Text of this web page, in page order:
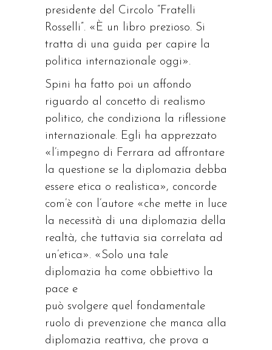
presidente del Circolo “Fratelli
Rosselli”. «È un libro prezioso. Si
tratta di una guida per capire la
politica internazionale oggi».
Spini ha fatto poi un affondo
riguardo al concetto di realismo
politico, che condiziona la riflessione
internazionale. Egli ha apprezzato
«l’impegno di Ferrara ad affrontare
la questione se la diplomazia debba
essere etica o realistica», concorde
com’è con l’autore «che mette in luce
la necessità di una diplomazia della
realtà, che tuttavia sia correlata ad
un’etica». «Solo una tale
diplomazia ha come obbiettivo la
pace e
può svolgere quel fondamentale
ruolo di prevenzione che manca alla
diplomazia reattiva, che prova a